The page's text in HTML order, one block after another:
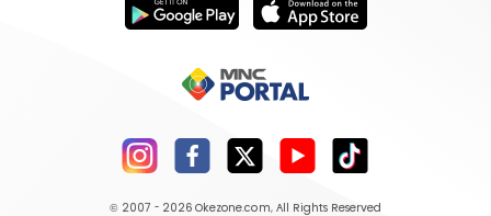
© 2007 - 2026 Okezone.com, All Rights Reserved